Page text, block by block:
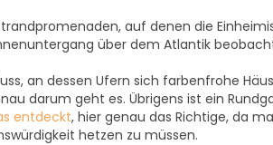
auf denen die
über dem Atlantik
an dessen Ufern sich farbenfrohe
darum geht es. Übrigens ist ein
entdeckt, hier genau das Richtige, da
hetzen zu müssen.